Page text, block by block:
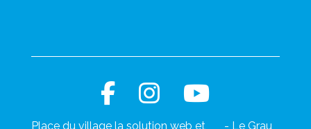
Place du village la solution web et
- Le Grau